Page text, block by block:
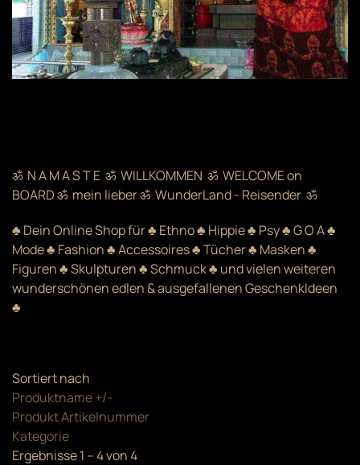
ॐ N A M A S T E ॐ WILLKOMMEN ॐ WELCOME on
BOARD ॐ mein lieber ॐ WunderLand - Reisender ॐ
♣ Dein Online Shop für ♣ Ethno ♣ Hippie ♣ Psy ♣ G O A ♣
Mode ♣ Fashion ♣ Accessoires ♣ Tücher ♣ Masken ♣
Figuren ♣ Skulpturen ♣ Schmuck ♣ und vielen weiteren
wunderschönen edlen & ausgefallenen GeschenkIdeen
♣
Sortiert nach
Produktname +/-
Produkt Artikelnummer
Kategorie
Ergebnisse 1 – 4 von 4